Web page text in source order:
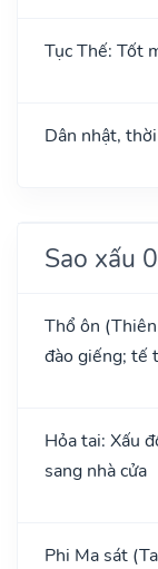
Tục Thế: Tốt
Dân nhật,
Sao xấu
Thổ ôn
đào giếng; tế
Hỏa tai: Xấu
sang nhà cửa
Phi Ma sát